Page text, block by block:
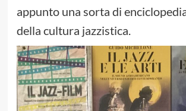
appunto una sorta di
della cultura jazzistica.